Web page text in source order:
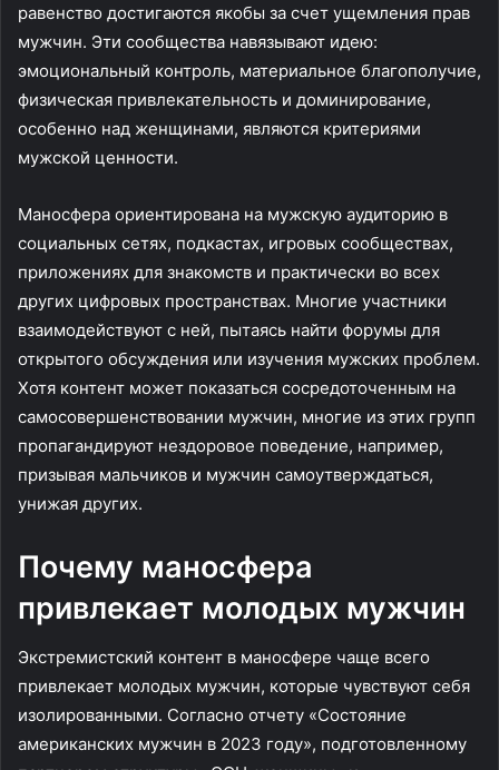
равенство достигаются якобы за счет ущемления прав
мужчин. Эти сообщества навязывают идею:
эмоциональный контроль, материальное благополучие,
физическая привлекательность и доминирование,
особенно над женщинами, являются критериями
мужской ценности.
Маносфера ориентирована на мужскую аудиторию в
социальных сетях, подкастах, игровых сообществах,
приложениях для знакомств и практически во всех
других цифровых пространствах. Многие участники
взаимодействуют с ней, пытаясь найти форумы для
открытого обсуждения или изучения мужских проблем.
Хотя контент может показаться сосредоточенным на
самосовершенствовании мужчин, многие из этих групп
пропагандируют нездоровое поведение, например,
призывая мальчиков и мужчин самоутверждаться,
унижая других.
Почему маносфера
привлекает молодых мужчин
Экстремистский контент в маносфере чаще всего
привлекает молодых мужчин, которые чувствуют себя
изолированными. Согласно отчету «Состояние
американских мужчин в 2023 году», подготовленному